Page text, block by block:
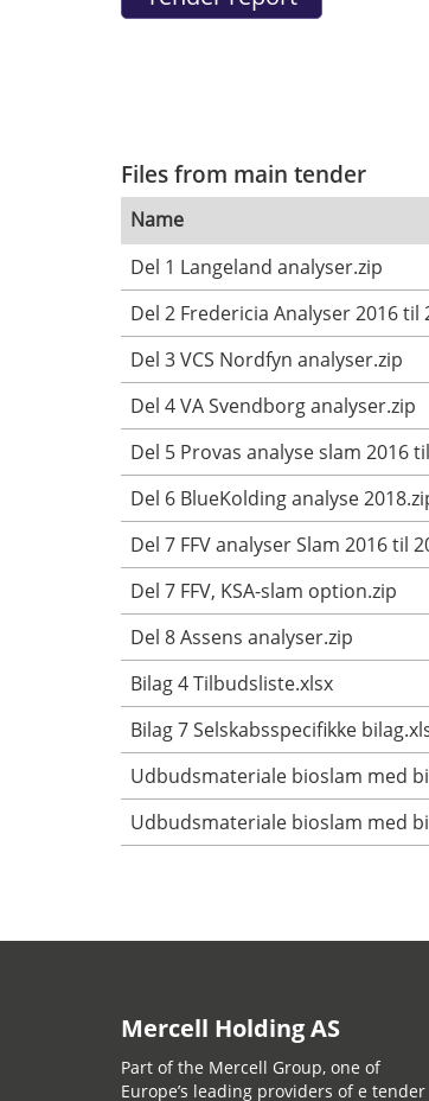
Files from main tender
Name
Del 1 Langeland analyser.zip
Del 2 Fredericia Analyser 2016 til
Del 3 VCS Nordfyn analyser.zip
Del 4 VA Svendborg analyser.zip
Del 5 Provas analyse slam 2016
Del 6 BlueKolding analyse
Del 7 FFV analyser Slam 2016 til
Del 7 FFV, KSA-slam option.zip
Del 8 Assens analyser.zip
Bilag 4 Tilbudsliste.xlsx
Bilag 7 Selskabsspecifikke
Udbudsmateriale bioslam med
Udbudsmateriale bioslam med
Mercell Holding AS
Part of the Mercell Group, one of
Europe’s leading providers of e tender